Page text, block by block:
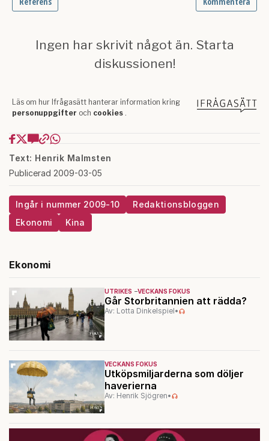
Text: Henrik Malmsten
Publicerad 2009-03-05
Ingår i nummer 2009-10
Redaktionsbloggen
Ekonomi
Kina
Ekonomi
UTRIKES VECKANS FOKUS
Går Storbritannien att rädda?
Av: Lotta Dinkelspiel•
VECKANS FOKUS
Utköpsmiljarderna som döljer
haverierna
Av: Henrik Sjögren•